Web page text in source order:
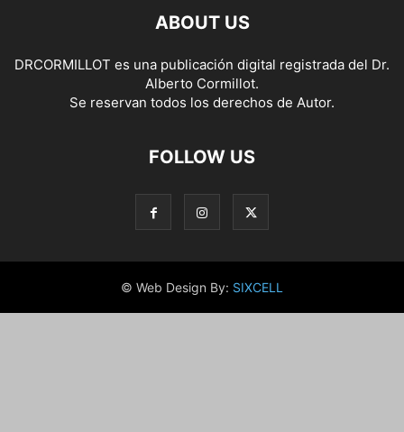
ABOUT US
DRCORMILLOT es una publicación digital registrada del Dr.
Alberto Cormillot.
Se reservan todos los derechos de Autor.
FOLLOW US
© Web Design By: SIXCELL